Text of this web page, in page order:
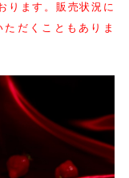
ります。販売状況に
だくこともありま